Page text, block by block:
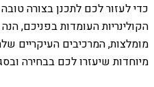
כדי לעזור לכם לתכנן בצורה
הקולינריות העומדות בפניכם,
מומלצות, המרכיבים העיקריים
מיוחדות שיעזרו לכם בבחירה